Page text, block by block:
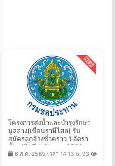
โครงการส่งน้ำและบำรุงรักษา
มูลล่าง(เขื่อนราษีไศล) รับ
สมัครลูกจ้างชั่วคราว 1 อัตรา
ตั้งแต่วันที่ 1-31 ส.ค. 2569
6 ส.ค. 2569 เวลา 14:13 น. 93